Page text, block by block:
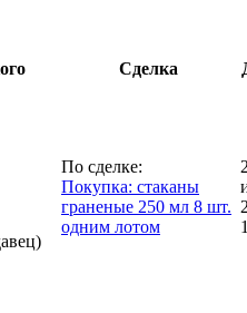
Сделка
По сделке:
Покупка: стаканы
граненые 250 мл 8 шт.
одним лотом